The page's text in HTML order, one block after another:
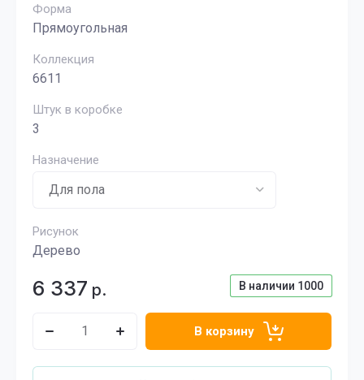
Форма
Прямоугольная
Коллекция
6611
Штук в коробке
3
Назначение
Рисунок
Дерево
В наличии 1000
6 337 р.
В корзину